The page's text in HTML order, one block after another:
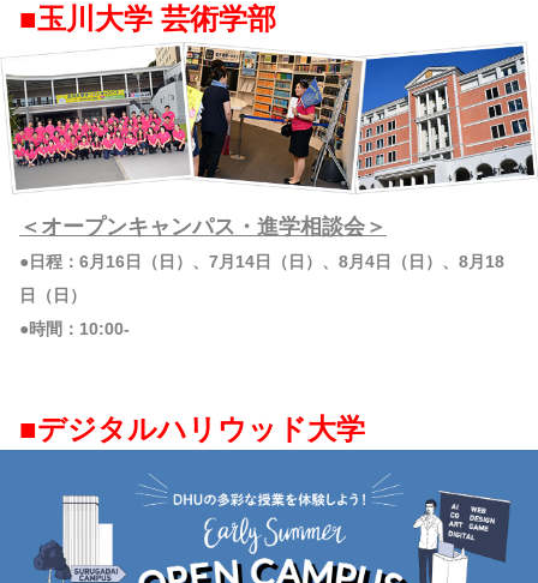
■玉川大学 芸術学部
＜オープンキャンパス・進学相談会＞
●日程：6月16日（日）、7月14日（日）、8月4日（日）、8月18
日（日）
●時間：10:00-
■デジタルハリウッド大学